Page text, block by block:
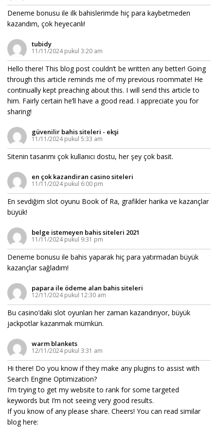
Deneme bonusu ile ilk bahislerimde hiç para kaybetmeden
kazandım, çok heyecanlı!
tubidy
11/11/2024 pukul 3:20 am
Hello there! This blog post couldn’t be written any better! Going
through this article reminds me of my previous roommate! He
continually kept preaching about this. I will send this article to
him. Fairly certain he’ll have a good read. I appreciate you for
sharing!
güvenilir bahis siteleri - ekşi
11/11/2024 pukul 5:33 am
Sitenin tasarımı çok kullanıcı dostu, her şey çok basit.
en çok kazandiran casino siteleri
11/11/2024 pukul 6:00 pm
En sevdiğim slot oyunu Book of Ra, grafikler harika ve kazançlar
büyük!
belge istemeyen bahis siteleri 2021
11/11/2024 pukul 9:31 pm
Deneme bonusu ile bahis yaparak hiç para yatırmadan büyük
kazançlar sağladım!
papara ile ödeme alan bahis siteleri
12/11/2024 pukul 12:30 am
Bu casino’daki slot oyunları her zaman kazandırıyor, büyük
jackpotlar kazanmak mümkün.
warm blankets
12/11/2024 pukul 3:31 am
Hi there! Do you know if they make any plugins to assist with
Search Engine Optimization?
I’m trying to get my website to rank for some targeted
keywords but I’m not seeing very good results.
If you know of any please share. Cheers! You can read similar
blog here: